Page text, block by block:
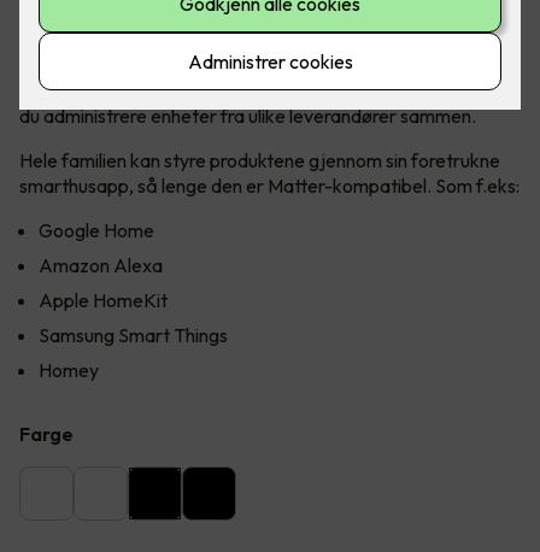
Den er rask og brukervennlig med forhåndsinnstillinger, og
den er enkel å installere og kontrollere. Du trenger ikke
internettforbindelse for å installere eller bruke termostatens
grunnleggende funksjoner. Når den er koblet til Matter, kan
du administrere enheter fra ulike leverandører sammen.
Hele familien kan styre produktene gjennom sin foretrukne
smarthusapp, så lenge den er Matter-kompatibel. Som f.eks:
Google Home
Amazon Alexa
Apple HomeKit
Samsung Smart Things
Homey
Farge